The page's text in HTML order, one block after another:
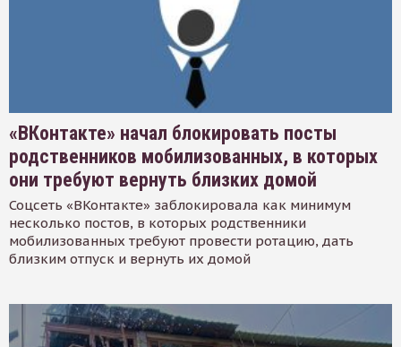
«ВКонтакте» начал блокировать посты
родственников мобилизованных, в которых
они требуют вернуть близких домой
Соцсеть «ВКонтакте» заблокировала как минимум
несколько постов, в которых родственники
мобилизованных требуют провести ротацию, дать
близким отпуск и вернуть их домой